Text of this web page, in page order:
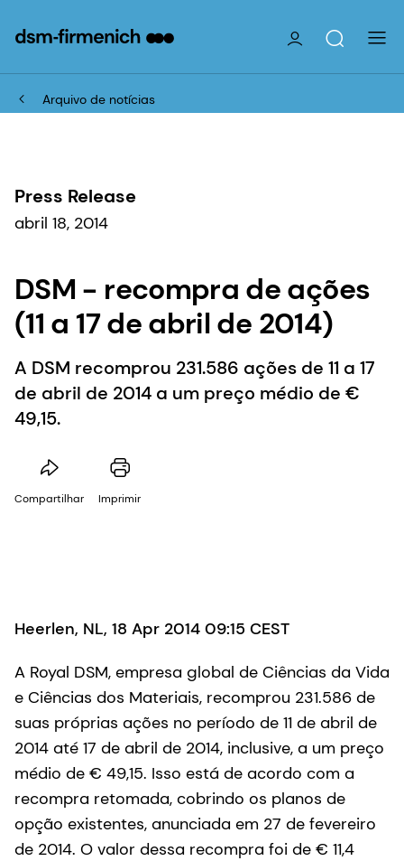
Arquivo de notícias
Press Release
abril 18, 2014
DSM - recompra de ações
(11 a 17 de abril de 2014)
A DSM recomprou 231.586 ações de 11 a 17
de abril de 2014 a um preço médio de €
49,15.
Compartilhar Imprimir
Heerlen, NL, 18 Apr 2014 09:15 CEST
A Royal DSM, empresa global de Ciências da Vida
e Ciências dos Materiais, recomprou 231.586 de
suas próprias ações no período de 11 de abril de
2014 até 17 de abril de 2014, inclusive, a um preço
médio de € 49,15. Isso está de acordo com a
recompra retomada, cobrindo os planos de
opção existentes, anunciada em 27 de fevereiro
de 2014. O valor dessa recompra foi de € 11,4